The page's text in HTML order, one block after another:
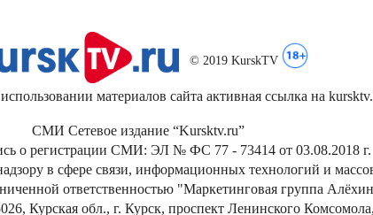
© 2019 KurskTV
материалов сайта активная ссылка на
СМИ Сетевое издание “Kursktv.ru”
о регистрации СМИ: ЭЛ № ФС 77 - 73414 от 03.08.2018 г.
в сфере связи, информационных технологий и
ответственностью "Маркетинговая группа
Курская обл., г. Курск, проспект Ленинского